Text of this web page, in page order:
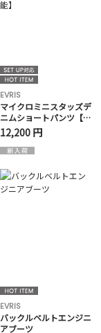
EVRIS
マイクロミニスタッズデ
ニムショートパンツ【セ
ットアップ着用可能】
12,200 円
EVRIS
バックルベルトエンジニ
アブーツ